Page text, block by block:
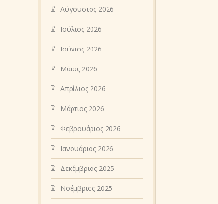
Αύγουστος 2026
Ιούλιος 2026
Ιούνιος 2026
Μάιος 2026
Απρίλιος 2026
Μάρτιος 2026
Φεβρουάριος 2026
Ιανουάριος 2026
Δεκέμβριος 2025
Νοέμβριος 2025